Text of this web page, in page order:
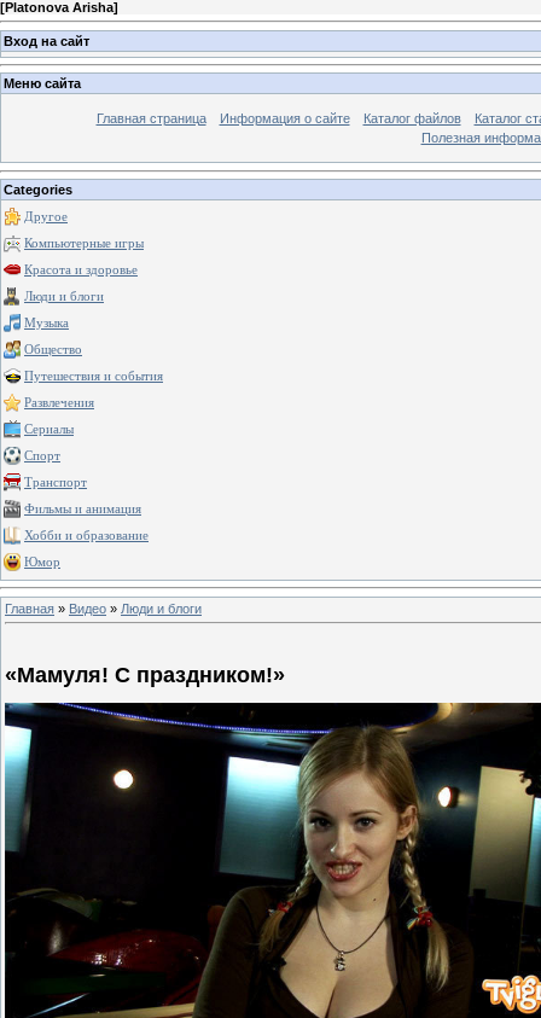
[Platonova Arisha]
Вход на сайт
Меню сайта
Главная страница Информация о сайте Каталог файлов
Каталог
Полезная
Categories
Другое
Компьютерные игры
Красота и здоровье
Люди и блоги
Музыка
Общество
Путешествия и события
Развлечения
Сериалы
Спорт
Транспорт
Фильмы и анимация
Хобби и образование
Юмор
Главная » Видео » Люди и блоги
«Мамуля! С праздником!»